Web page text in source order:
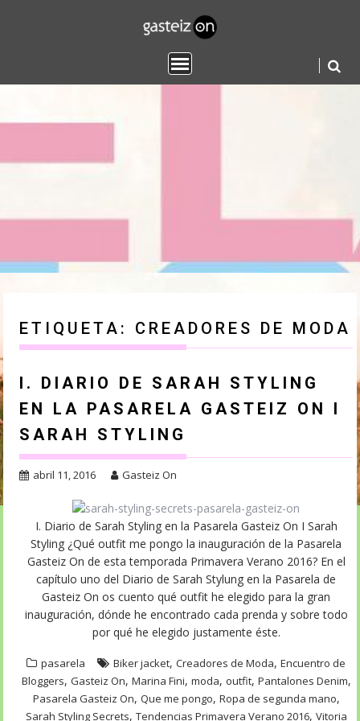
contenido
ETIQUETA: CREADORES DE MODA
I. DIARIO DE SARAH STYLING
EN LA PASARELA GASTEIZ ON I
SARAH STYLING
abril 11, 2016 Gasteiz On
I. Diario de Sarah Styling en la Pasarela Gasteiz On I Sarah
Styling ¿Qué outfit me pongo la inauguración de la Pasarela
Gasteiz On de esta temporada Primavera Verano 2016? En el
capítulo uno del Diario de Sarah Stylung en la Pasarela de
Gasteiz On os cuento qué outfit he elegido para la gran
inauguración, dónde he encontrado cada prenda y sobre todo
por qué he elegido justamente éste.
pasarela Biker jacket, Creadores de Moda, Encuentro de
Bloggers, Gasteiz On, Marina Fini, moda, outfit, Pantalones Denim,
Pasarela Gasteiz On, Que me pongo, Ropa de segunda mano,
Sarah Styling Secrets, Tendencias Primavera Verano 2016, Vitoria